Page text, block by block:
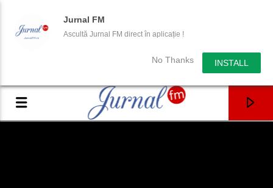
Jurnal FM
Ascultă Jurnal FM direct în aplicație !
No Thanks INSTALL